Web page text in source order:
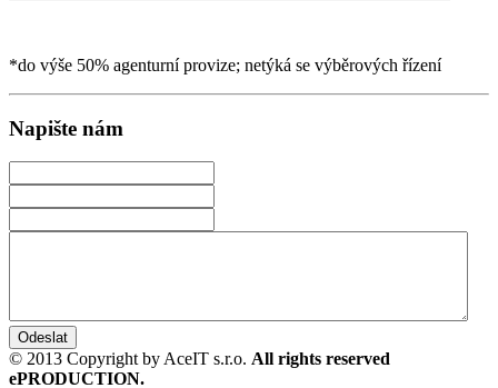
*do výše 50% agenturní provize; netýká se výběrových řízení
Napište nám
© 2013 Copyright by AceIT s.r.o. All rights reserved
ePRODUCTION.